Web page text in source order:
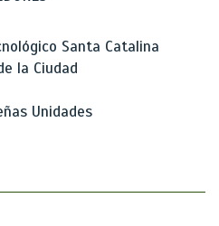
Santa Catalina
la Ciudad
Unidades